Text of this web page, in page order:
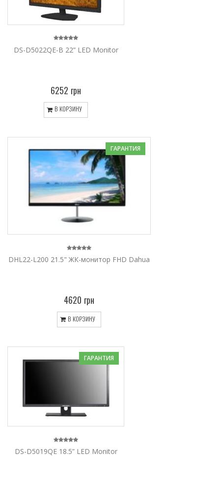
DS-D5022QE-B 22” LED Monitor
6252 грн
В КОРЗИНУ
ГАРАНТИЯ
DHL22-L200 21.5" ЖК-монитор FHD Dahua
4620 грн
В КОРЗИНУ
ГАРАНТИЯ
DS-D5019QE 18.5” LED Monitor